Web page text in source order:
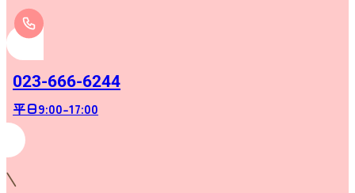
023-666-6244
平日9:00-17:00